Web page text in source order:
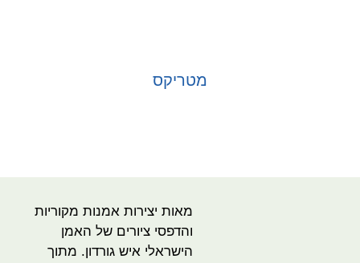
מטריקס
מאות יצירות אמנות מקוריות
והדפסי ציורים של האמן
הישראלי איש גורדון. מתוך